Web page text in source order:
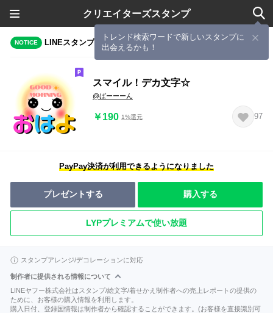
クリエイターズスタンプ
トレンド検索ワードで新しいスタンプに
出会えるかも！
NOTICE LINEスタンプメーカーで作成されたスタンプ
スマイル！デカ文字☆
@ばーーーん
￥190 1%還元 97
PayPay決済が利用できるようになりました
プレゼントする 購入する
LYPプレミアムで使い放題
スタンプアレンジ/デコレーションに対応
制作者に提供される情報について
LINEヤフー株式会社はスタンプ/絵文字/着せかえ制作者への売上レポートの提供の
ために、お客様の購入情報を利用します。
購入日付、登録国情報は制作者から確認することができます。(お客様を直接識別可